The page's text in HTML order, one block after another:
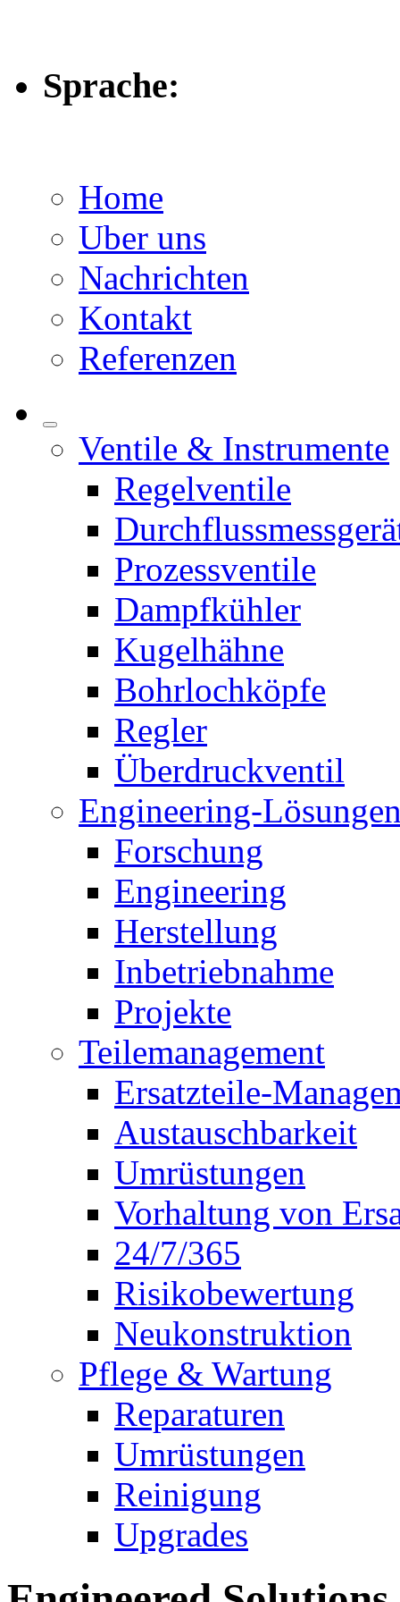
Sprache:
Home
Uber uns
Nachrichten
Kontakt
Referenzen
Ventile & Instrumente
Regelventile
Prozessventile
Dampfkühler
Kugelhähne
Bohrlochköpfe
Regler
Überdruckventil
Engineering-
Forschung
Engineering
Herstellung
Inbetriebnahme
Projekte
Teilemanagement
Ersatzteile-
Austauschbarkeit
Umrüstungen
Vorhaltung von
24/7/365
Risikobewertung
Neukonstruktion
Pflege & Wartung
Reparaturen
Umrüstungen
Reinigung
Upgrades